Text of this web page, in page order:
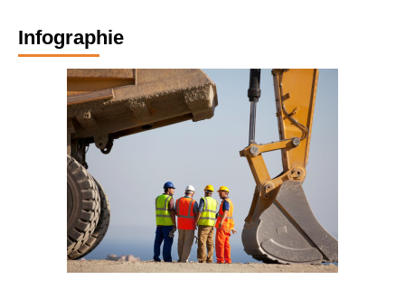
Infographie